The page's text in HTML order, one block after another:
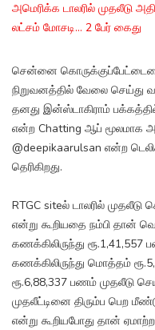
அமெரிக்க டாலரில் முதலீடு
லட்சம் மோசடி... 2 பேர் கைது
சென்னை
நிறுவனத்தில் வேலை செய்து
தனது இன்ஸ்டாகிராம்
என்ற Chatting ஆப் மூலமாக
@deepikaarulsan என்ற
தெரிகிறது.
RTGC siteல் டாலரில்
என்று கூறியதை நம்பி தான்
கணக்கிலிருந்து
கணக்கிலிருந்து மொத்தம்
ரூ.6,88,337 பணம் முதலீடு
முதலீட்டினை திரும்ப பெற
என்று கூறியபோது தான்